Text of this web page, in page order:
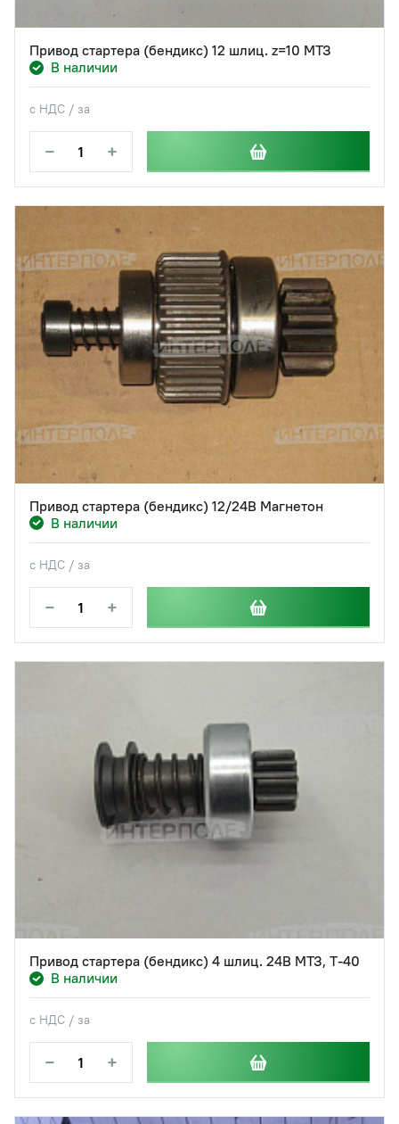
Привод стартера (бендикс) 12 шлиц. z=10 МТЗ
В наличии
с НДС / за
− +
Привод стартера (бендикс) 12/24В Магнетон
В наличии
с НДС / за
− +
Привод стартера (бендикс) 4 шлиц. 24В МТЗ, Т-40
В наличии
с НДС / за
− +